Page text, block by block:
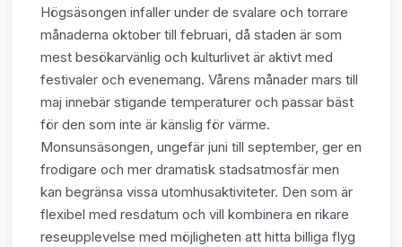
Högsäsongen infaller under de svalare och torrare
månaderna oktober till februari, då staden är som
mest besökarvänlig och kulturlivet är aktivt med
festivaler och evenemang. Vårens månader mars till
maj innebär stigande temperaturer och passar bäst
för den som inte är känslig för värme.
Monsunsäsongen, ungefär juni till september, ger en
frodigare och mer dramatisk stadsatmosfär men
kan begränsa vissa utomhusaktiviteter. Den som är
flexibel med resdatum och vill kombinera en rikare
reseupplevelse med möjligheten att hitta billiga flyg